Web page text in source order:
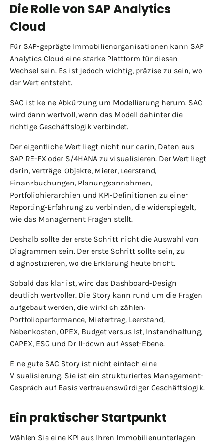
Die Rolle von SAP Analytics
Cloud
Für SAP-geprägte Immobilienorganisationen kann SAP
Analytics Cloud eine starke Plattform für diesen
Wechsel sein. Es ist jedoch wichtig, präzise zu sein, wo
der Wert entsteht.
SAC ist keine Abkürzung um Modellierung herum. SAC
wird dann wertvoll, wenn das Modell dahinter die
richtige Geschäftslogik verbindet.
Der eigentliche Wert liegt nicht nur darin, Daten aus
SAP RE-FX oder S/4HANA zu visualisieren. Der Wert liegt
darin, Verträge, Objekte, Mieter, Leerstand,
Finanzbuchungen, Planungsannahmen,
Portfoliohierarchien und KPI-Definitionen zu einer
Reporting-Erfahrung zu verbinden, die widerspiegelt,
wie das Management Fragen stellt.
Deshalb sollte der erste Schritt nicht die Auswahl von
Diagrammen sein. Der erste Schritt sollte sein, zu
diagnostizieren, wo die Erklärung heute bricht.
Sobald das klar ist, wird das Dashboard-Design
deutlich wertvoller. Die Story kann rund um die Fragen
aufgebaut werden, die wirklich zählen:
Portfolioperformance, Mietertrag, Leerstand,
Nebenkosten, OPEX, Budget versus Ist, Instandhaltung,
CAPEX, ESG und Drill-down auf Asset-Ebene.
Eine gute SAC Story ist nicht einfach eine
Visualisierung. Sie ist ein strukturiertes Management-
Gespräch auf Basis vertrauenswürdiger Geschäftslogik.
Ein praktischer Startpunkt
Wählen Sie eine KPI aus Ihren Immobilienunterlagen